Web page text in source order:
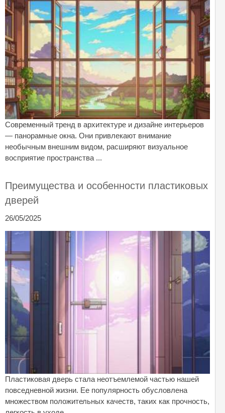
Современный тренд в архитектуре и дизайне интерьеров
— панорамные окна. Они привлекают внимание
необычным внешним видом, расширяют визуальное
восприятие пространства ...
Преимущества и особенности пластиковых
дверей
26/05/2025
Пластиковая дверь стала неотъемлемой частью нашей
повседневной жизни. Ее популярность обусловлена
множеством положительных качеств, таких как прочность,